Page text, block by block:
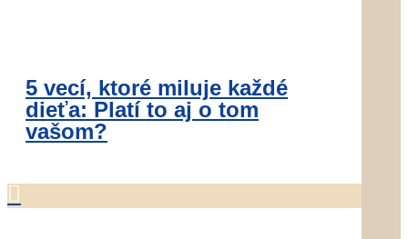
5 vecí, ktoré miluje každé
dieťa: Platí to aj o tom
vašom?
